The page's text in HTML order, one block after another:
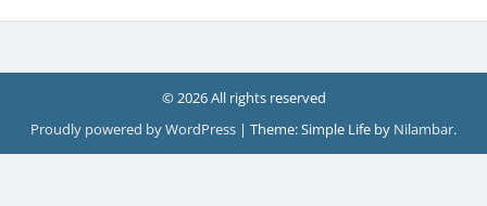
© 2026 All rights reserved
Proudly powered by WordPress | Theme: Simple Life by Nilambar.